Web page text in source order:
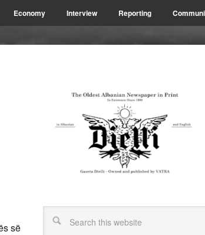
Economy Interview Reporting
së